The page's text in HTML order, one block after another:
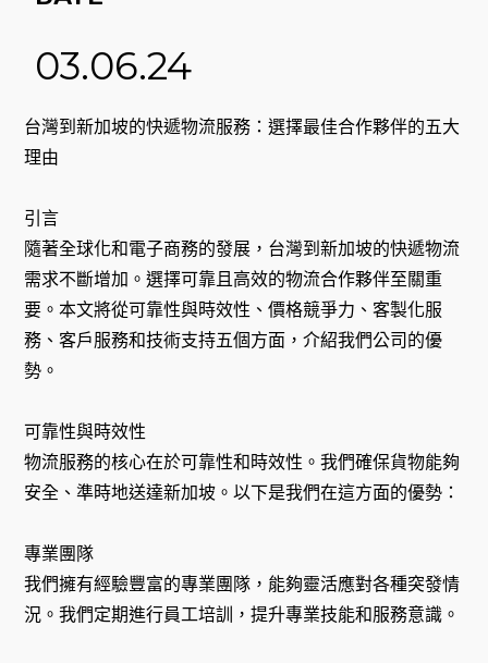
03.06.24
台灣到新加坡的快遞物流服務：選擇最佳合作夥伴的五大
理由
引言
隨著全球化和電子商務的發展，台灣到新加坡的快遞物流
需求不斷增加。選擇可靠且高效的物流合作夥伴至關重
要。本文將從可靠性與時效性、價格競爭力、客製化服
務、客戶服務和技術支持五個方面，介紹我們公司的優
勢。
可靠性與時效性
物流服務的核心在於可靠性和時效性。我們確保貨物能夠
安全、準時地送達新加坡。以下是我們在這方面的優勢：
專業團隊
我們擁有經驗豐富的專業團隊，能夠靈活應對各種突發情
況。我們定期進行員工培訓，提升專業技能和服務意識。